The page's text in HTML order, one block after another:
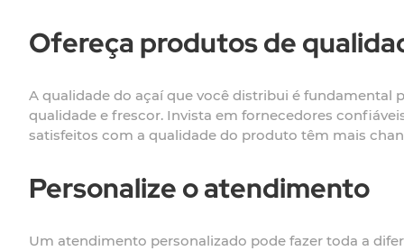
Ofereça produtos de
A qualidade do açaí que você distribui é fundamental
qualidade e frescor. Invista em fornecedores
satisfeitos com a qualidade do produto têm mais
Personalize o atendimento
Um atendimento personalizado pode fazer toda a